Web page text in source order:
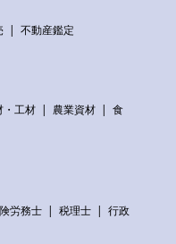
不動産鑑定
・工材 農業資材
食
労務士 税理士
行政